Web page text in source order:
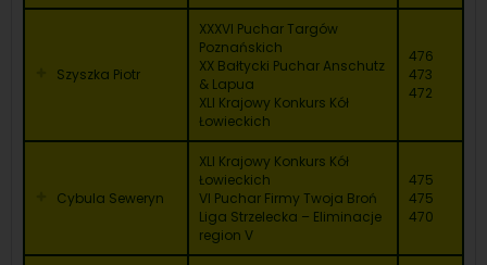
Szyszka Piotr
XXXVI Puchar Targów
Poznańskich
XX Bałtycki Puchar Anschutz
& Lapua
XLI Krajowy Konkurs Kół
Łowieckich
476
473
472
Cybula Seweryn
XLI Krajowy Konkurs Kół
Łowieckich
VI Puchar Firmy Twoja Broń
Liga Strzelecka – Eliminacje
region V
475
475
470